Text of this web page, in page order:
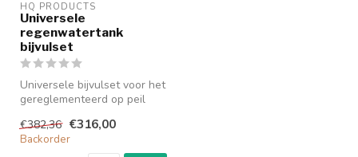
HQ PRODUCTS
Universele
regenwatertank
bijvulset
Universele bijvulset voor het
gereglementeerd op peil
waterniveau...
€382,36 €316,00
Backorder